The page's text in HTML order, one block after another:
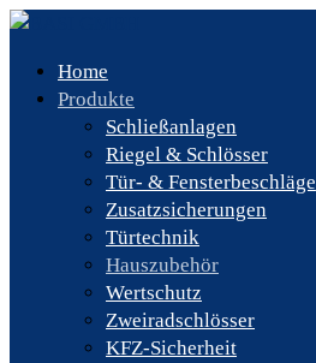
Home
Produkte
Schließanlagen
Riegel & Schlösser
Tür- & Fensterbeschläge
Zusatzsicherungen
Türtechnik
Hauszubehör
Wertschutz
Zweiradschlösser
KFZ-Sicherheit